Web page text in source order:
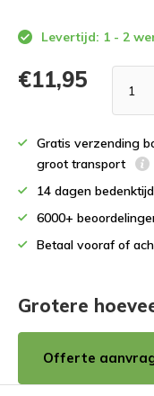
Levertijd: 1 - 2
€11,95
Gratis verzending
groot transport
14 dagen bedenktijd
6000+
Betaal vooraf of
Grotere
Offerte